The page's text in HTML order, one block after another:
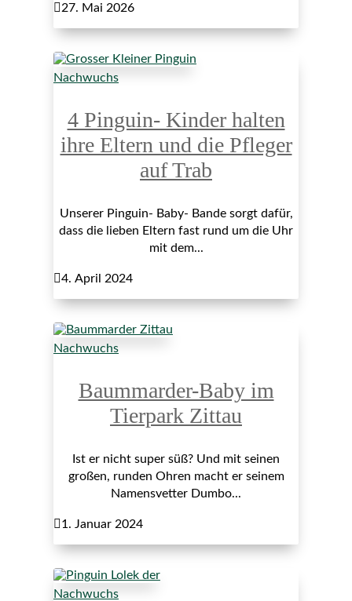
27. Mai 2026
Nachwuchs
4 Pinguin- Kinder halten
ihre Eltern und die Pfleger
auf Trab
Unserer Pinguin- Baby- Bande sorgt dafür,
dass die lieben Eltern fast rund um die Uhr
mit dem...
4. April 2024
Nachwuchs
Baummarder-Baby im
Tierpark Zittau
Ist er nicht super süß? Und mit seinen
großen, runden Ohren macht er seinem
Namensvetter Dumbo...
1. Januar 2024
Nachwuchs